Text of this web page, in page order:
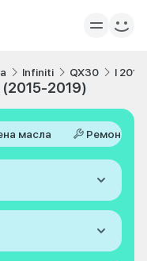
Infiniti QX30 I
(2015-2019)
масла Ремонт